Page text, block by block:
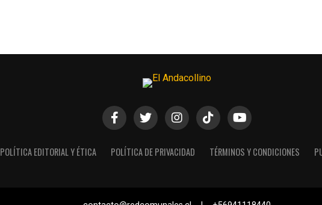
POLÍTICA EDITORIAL Y ÉTICA POLÍTICA DE PRIVACIDAD TÉRMINOS Y CONDICIONES